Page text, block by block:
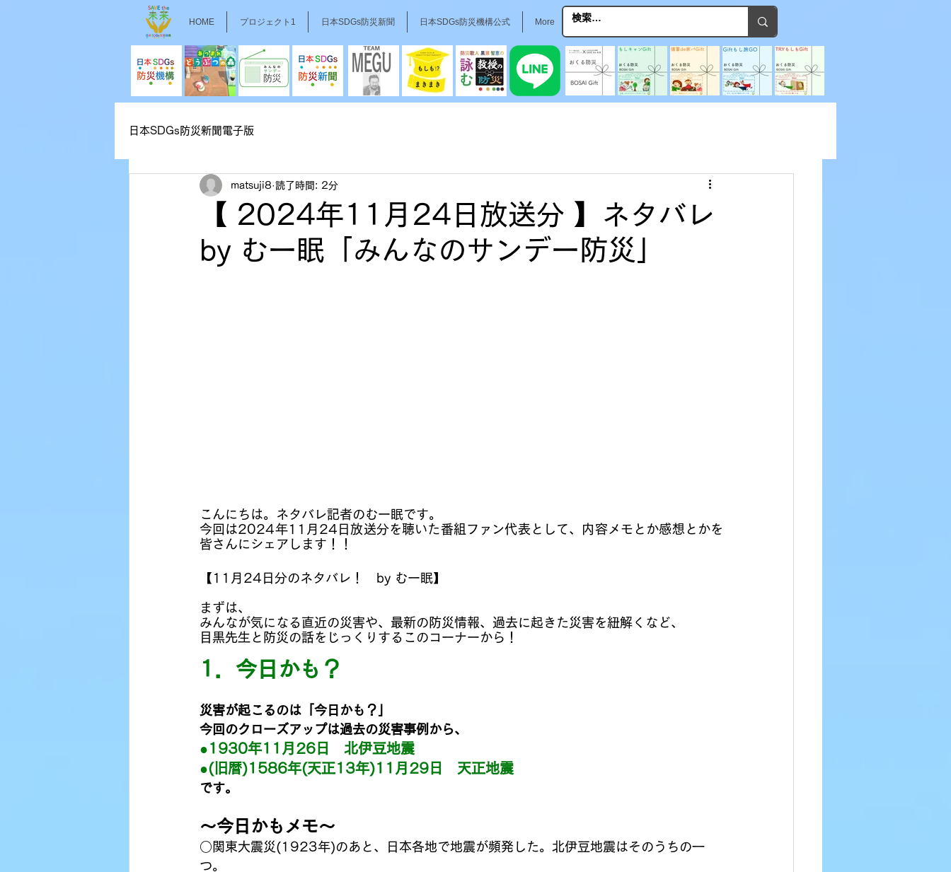
HOME プロジェクト1 日本SDGs防災新聞 日本SDGs防災機構公式 More
日本SDGs防災新聞電子版
【 2024年11月24日放送分 】ネタバレ
by むー眠「みんなのサンデー防災」
matsuji8 読了時間: 2分
こんにちは。ネタバレ記者のむー眠です。
今回は2024年11月24日放送分を聴いた番組ファン代表として、内容メモとか感想とかを
皆さんにシェアします！
！
【11月24日分のネタバレ！　by むー眠】
まずは、
みんなが気になる直近の災害や、最新の防災情報、過去に起きた災害を紐解くなど、
目黒先生と防災の話をじっくりするこのコーナーから！
1．今日かも？
災害が起こるのは「今日かも？」
今回のクローズアップは過去の災害事例から、
●1930年11月26日　北伊豆地震
●(旧暦)1586年(天正13年)11月29日　天正地震
です。
〜今日かもメモ〜
○関東大震災(1923年)のあと、日本各地で地震が頻発した。北伊豆地震はそのうちの一
つ。